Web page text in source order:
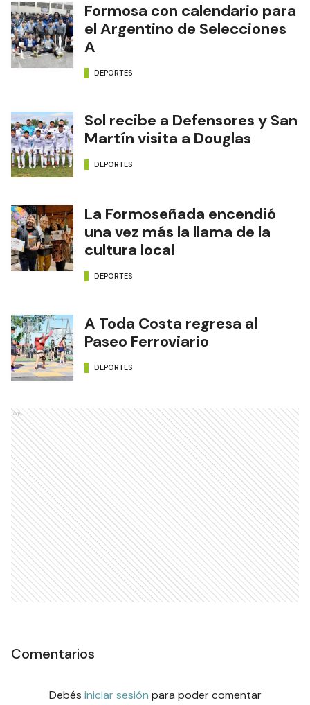
Formosa con calendario para
el Argentino de Selecciones
A
DEPORTES
Sol recibe a Defensores y San
Martín visita a Douglas
DEPORTES
La Formoseñada encendió
una vez más la llama de la
cultura local
DEPORTES
A Toda Costa regresa al
Paseo Ferroviario
DEPORTES
Ads
Comentarios
Debés iniciar sesión para poder comentar